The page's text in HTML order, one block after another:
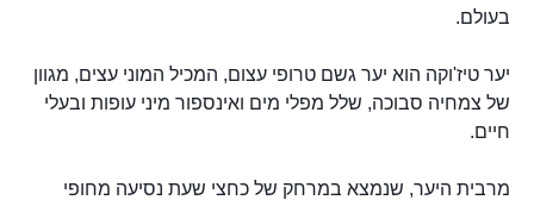
בעולם.
יער טיז'וקה הוא יער גשם טרופי עצום, המכיל המוני עצים, מגוון
של צמחיה סבוכה, שלל מפלי מים ואינספור מיני עופות ובעלי
חיים.
מרבית היער, שנמצא במרחק של כחצי שעת נסיעה מחופי